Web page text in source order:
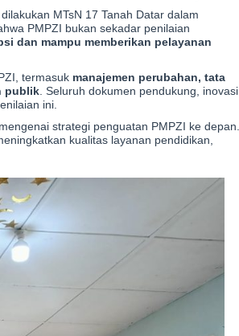
MTsN 17 Tanah Datar dalam
PMPZI bukan sekadar penilaian
dan mampu memberikan pelayanan
termasuk manajemen perubahan, tata
publik . Seluruh dokumen pendukung, inovasi
ini.
strategi penguatan PMPZI ke depan.
kualitas layanan pendidikan,